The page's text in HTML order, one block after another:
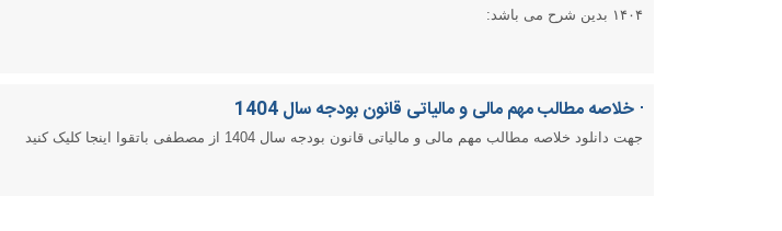
۱۴۰۴ بدین شرح می باشد:
خلاصه مطالب مهم مالی و مالیاتی قانون بودجه سال 1404
جهت دانلود خلاصه مطالب مهم مالی و مالیاتی قانون بودجه سال 1404 از مصطفی باتقوا اینجا کلیک کنید